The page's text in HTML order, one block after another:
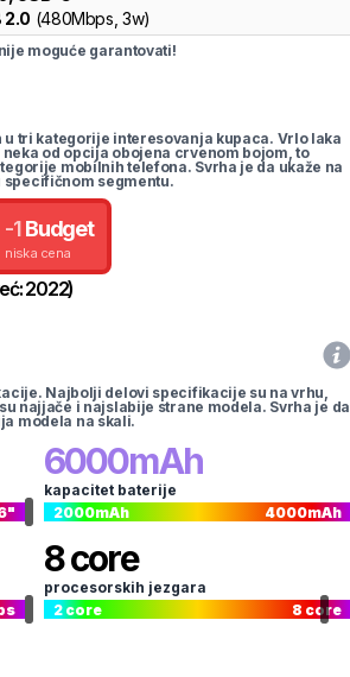
2.0 (480Mbps,3w)
moguće garantovati!
tri kategorije interesovanja kupaca. Vrlo laka
od opcija obojena crvenom bojom, to
mobilnih telefona. Svrha je da ukaže na
specifičnom segmentu.
-1 Budget
niska cena
2022)
Najbolji delovi specifikacije su na vrhu,
najjače i najslabije strane modela. Svrha je da
modela na skali.
"
6000mAh
kapacitet baterije
2000mAh 4000mAh
8core
procesorskih jezgara
2core 8 core